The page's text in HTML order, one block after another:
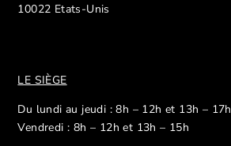
10022 Etats-Unis
LE SIÈGE
Du lundi au jeudi : 8h – 12h et 13h – 17h
Vendredi : 8h – 12h et 13h – 15h